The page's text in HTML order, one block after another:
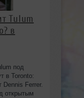
Tulum
в
под
в Toronto:
Dennis Ferrer.
открытым